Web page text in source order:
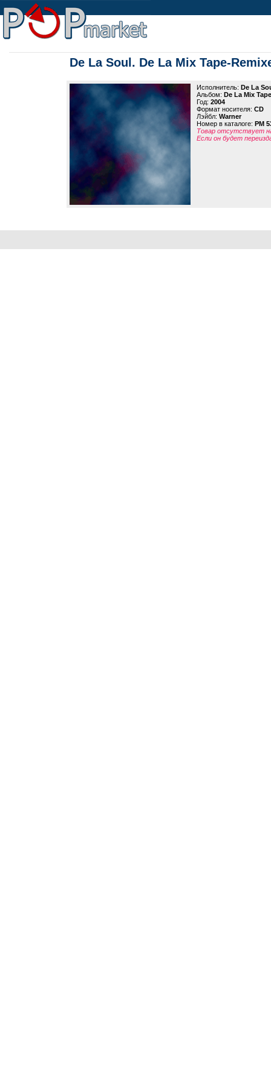
De La Soul. De La Mix Tape-
Исполнитель: De La
Альбом: De La Mix
Год: 2004
Формат носителя: CD
Лэйбл: Warner
Номер в каталоге: PM
Товар отсутствует
Если он будет